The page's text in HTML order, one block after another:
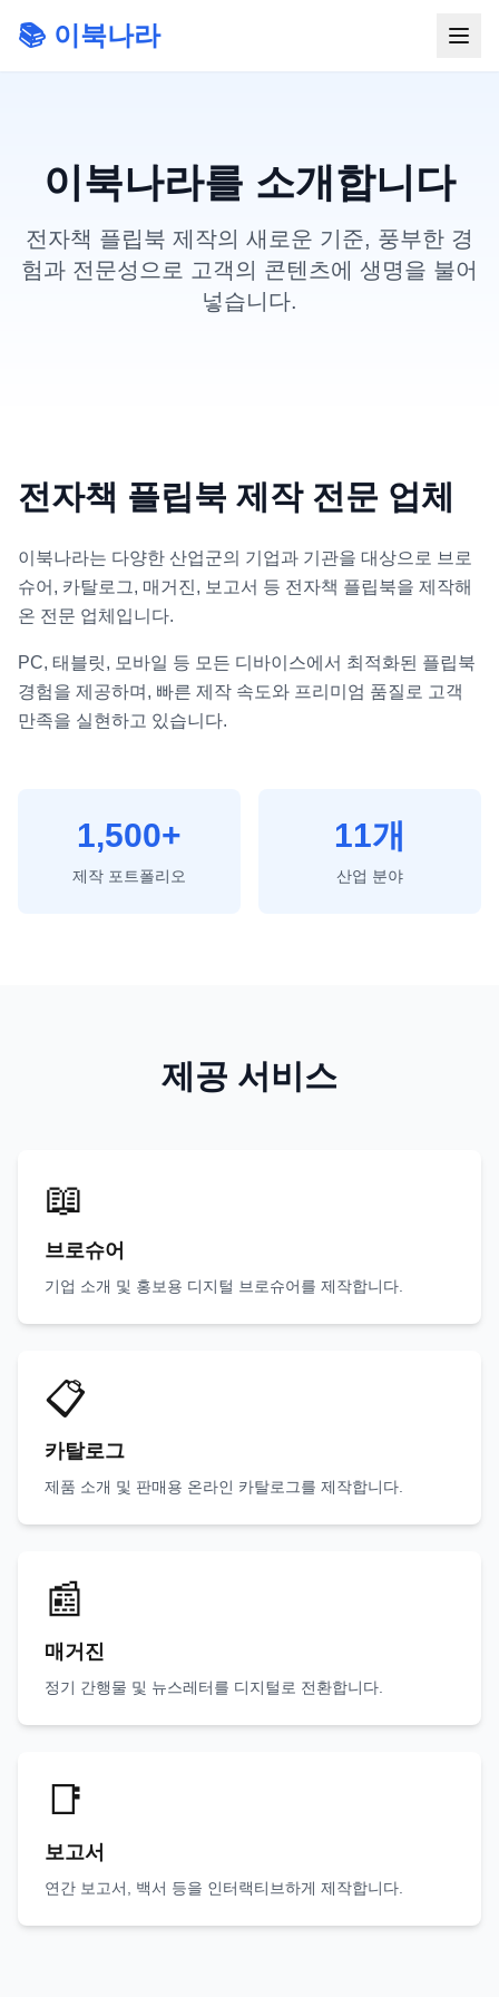
📚 이북나라
이북나라를 소개합니다
전자책 플립북 제작의 새로운 기준, 풍부한 경
험과 전문성으로 고객의 콘텐츠에 생명을 불어
넣습니다.
전자책 플립북 제작 전문 업체
이북나라는 다양한 산업군의 기업과 기관을 대상으로 브로
슈어, 카탈로그, 매거진, 보고서 등 전자책 플립북을 제작해
온 전문 업체입니다.
PC, 태블릿, 모바일 등 모든 디바이스에서 최적화된 플립북
경험을 제공하며, 빠른 제작 속도와 프리미엄 품질로 고객
만족을 실현하고 있습니다.
1,500+
제작 포트폴리오
11개
산업 분야
제공 서비스
📖
브로슈어
기업 소개 및 홍보용 디지털 브로슈어를 제작합니다.
📋
카탈로그
제품 소개 및 판매용 온라인 카탈로그를 제작합니다.
📰
매거진
정기 간행물 및 뉴스레터를 디지털로 전환합니다.
📑
보고서
연간 보고서, 백서 등을 인터랙티브하게 제작합니다.